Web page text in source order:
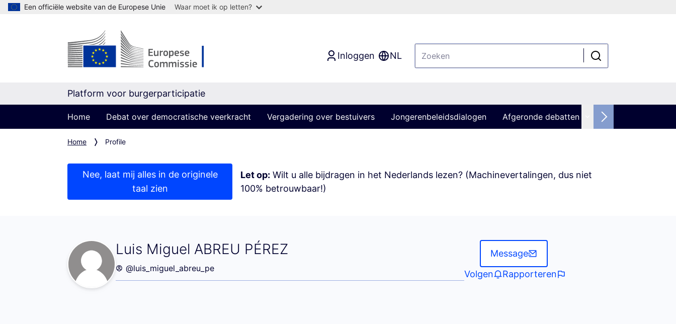
Een officiële website van de Europese Unie Waar moet ik op letten?
Inloggen NL
Platform voor burgerparticipatie
Home Debat over democratische veerkracht Vergadering over bestuivers Jongerenbeleidsdialogen Afgeronde debatten
Home Profile
Nee, laat mij alles in de originele
taal zien
Let op: Wilt u alle bijdragen in het Nederlands lezen? (Machinevertalingen, dus niet
100% betrouwbaar!)
Luis Miguel ABREU PÉREZ
Mijn activiteit (Luis Miguel ABREU PÉREZ)
@luis_miguel_abreu_pe
Message
Volgen
Rapporteren